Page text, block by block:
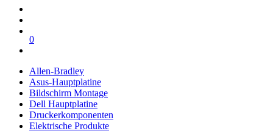
0
Allen-Bradley
Asus-Hauptplatine
Bildschirm Montage
Dell Hauptplatine
Druckerkomponenten
Elektrische Produkte